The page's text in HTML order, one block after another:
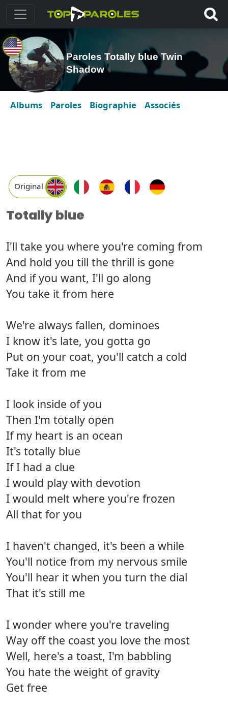
Paroles Totally blue Twin
Shadow
Albums Paroles Biographie Associés
Original
Totally blue
I'll take you where you're coming from
And hold you till the thrill is gone
And if you want, I'll go along
You take it from here
We're always fallen, dominoes
I know it's late, you gotta go
Put on your coat, you'll catch a cold
Take it from me
I look inside of you
Then I'm totally open
If my heart is an ocean
It's totally blue
If I had a clue
I would play with devotion
I would melt where you're frozen
All that for you
I haven't changed, it's been a while
You'll notice from my nervous smile
You'll hear it when you turn the dial
That it's still me
I wonder where you're traveling
Way off the coast you love the most
Well, here's a toast, I'm babbling
You hate the weight of gravity
Get free